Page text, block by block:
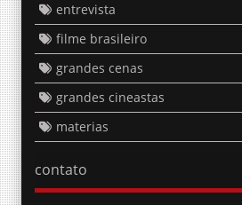
entrevista
filme brasileiro
grandes cenas
grandes cineastas
materias
contato